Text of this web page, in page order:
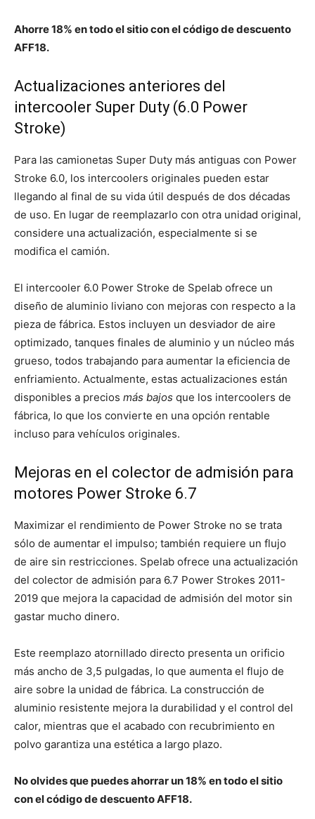
Ahorre 18% en todo el sitio con el código de descuento
AFF18.
Actualizaciones anteriores del
intercooler Super Duty (6.0 Power
Stroke)
Para las camionetas Super Duty más antiguas con Power
Stroke 6.0, los intercoolers originales pueden estar
llegando al final de su vida útil después de dos décadas
de uso. En lugar de reemplazarlo con otra unidad original,
considere una actualización, especialmente si se
modifica el camión.
El intercooler 6.0 Power Stroke de Spelab ofrece un
diseño de aluminio liviano con mejoras con respecto a la
pieza de fábrica. Estos incluyen un desviador de aire
optimizado, tanques finales de aluminio y un núcleo más
grueso, todos trabajando para aumentar la eficiencia de
enfriamiento. Actualmente, estas actualizaciones están
disponibles a precios más bajos que los intercoolers de
fábrica, lo que los convierte en una opción rentable
incluso para vehículos originales.
Mejoras en el colector de admisión para
motores Power Stroke 6.7
Maximizar el rendimiento de Power Stroke no se trata
sólo de aumentar el impulso; también requiere un flujo
de aire sin restricciones. Spelab ofrece una actualización
del colector de admisión para 6.7 Power Strokes 2011-
2019 que mejora la capacidad de admisión del motor sin
gastar mucho dinero.
Este reemplazo atornillado directo presenta un orificio
más ancho de 3,5 pulgadas, lo que aumenta el flujo de
aire sobre la unidad de fábrica. La construcción de
aluminio resistente mejora la durabilidad y el control del
calor, mientras que el acabado con recubrimiento en
polvo garantiza una estética a largo plazo.
No olvides que puedes ahorrar un 18% en todo el sitio
con el código de descuento AFF18.